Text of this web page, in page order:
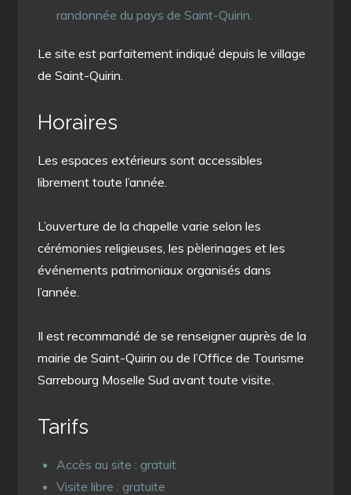
randonnée du pays de Saint-Quirin.
Le site est parfaitement indiqué depuis le village
de Saint-Quirin.
Horaires
Les espaces extérieurs sont accessibles
librement toute l’année.
L’ouverture de la chapelle varie selon les
cérémonies religieuses, les pèlerinages et les
événements patrimoniaux organisés dans
l’année.
Il est recommandé de se renseigner auprès de la
mairie de Saint-Quirin ou de l’Office de Tourisme
Sarrebourg Moselle Sud avant toute visite.
Tarifs
Accès au site : gratuit
Visite libre : gratuite